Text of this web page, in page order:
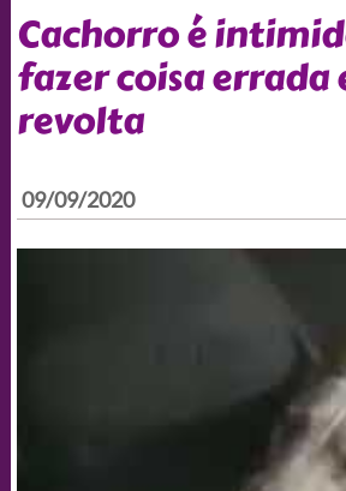
Cachorro é
fazer coisa errada
revolta
09/09/2020